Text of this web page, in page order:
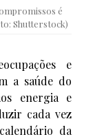
é
Shutterstock)
e
a saúde do
energia e
cada vez
da